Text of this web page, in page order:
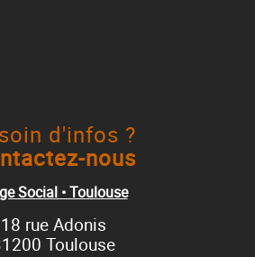
d'infos ?
nous
Social • Toulouse
18 rue Adonis
Toulouse